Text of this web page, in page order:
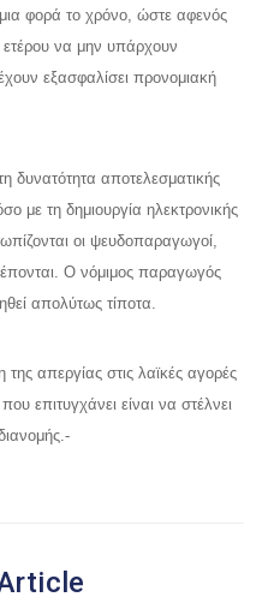
φορά το χρόνο, ώστε αφενός
ετέρου να μην υπάρχουν
εξασφαλίσει προνομιακή
δυνατότητα αποτελεσματικής
με τη δημιουργία ηλεκτρονικής
οι ψευδοπαραγωγοί,
Ο νόμιμος παραγωγός
απολύτως τίποτα.
απεργίας στις λαϊκές αγορές
επιτυγχάνει είναι να στέλνει